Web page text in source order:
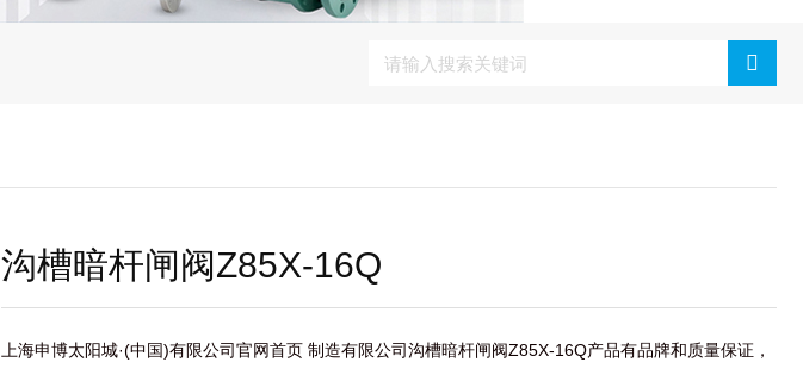
沟槽暗杆闸阀Z85X-16Q
上海申博太阳城·(中国)有限公司官网首页 制造有限公司沟槽暗杆闸阀Z85X-16Q产品有品牌和质量保证，